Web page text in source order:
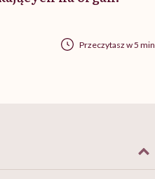
Przeczytasz w 5 min